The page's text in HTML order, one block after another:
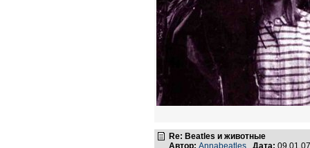
Re: Beatles и животные
Автор: Annabeatles Дата: